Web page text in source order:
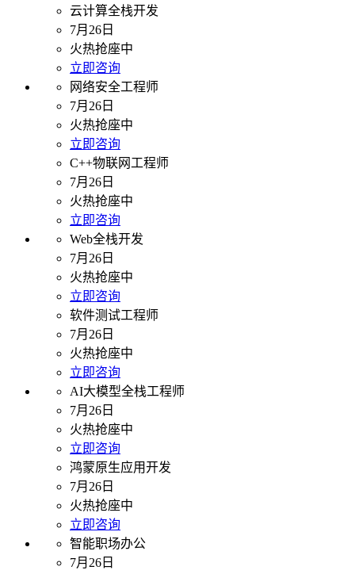
云计算全栈开发
7月26日
火热抢座中
立即咨询
网络安全工程师
7月26日
火热抢座中
立即咨询
C++物联网工程师
7月26日
火热抢座中
立即咨询
Web全栈开发
7月26日
火热抢座中
立即咨询
软件测试工程师
7月26日
火热抢座中
立即咨询
AI大模型全栈工程师
7月26日
火热抢座中
立即咨询
鸿蒙原生应用开发
7月26日
火热抢座中
立即咨询
智能职场办公
7月26日